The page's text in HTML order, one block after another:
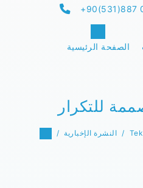
+90(531)887
الصفحة الرئيسية
للتكرار
النشرة الإخبارية